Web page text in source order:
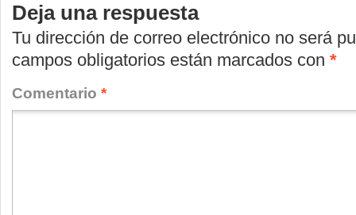
una
ventana
nueva)
una
ventana
nueva)
una
ventana
Deja una respuesta
Tu dirección de correo electrónico no será
campos obligatorios están marcados con *
Comentario *